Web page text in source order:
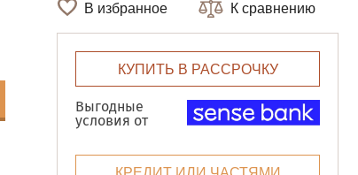
В избранное К сравнению
КУПИТЬ В РАССРОЧКУ
Выгодные
условия от